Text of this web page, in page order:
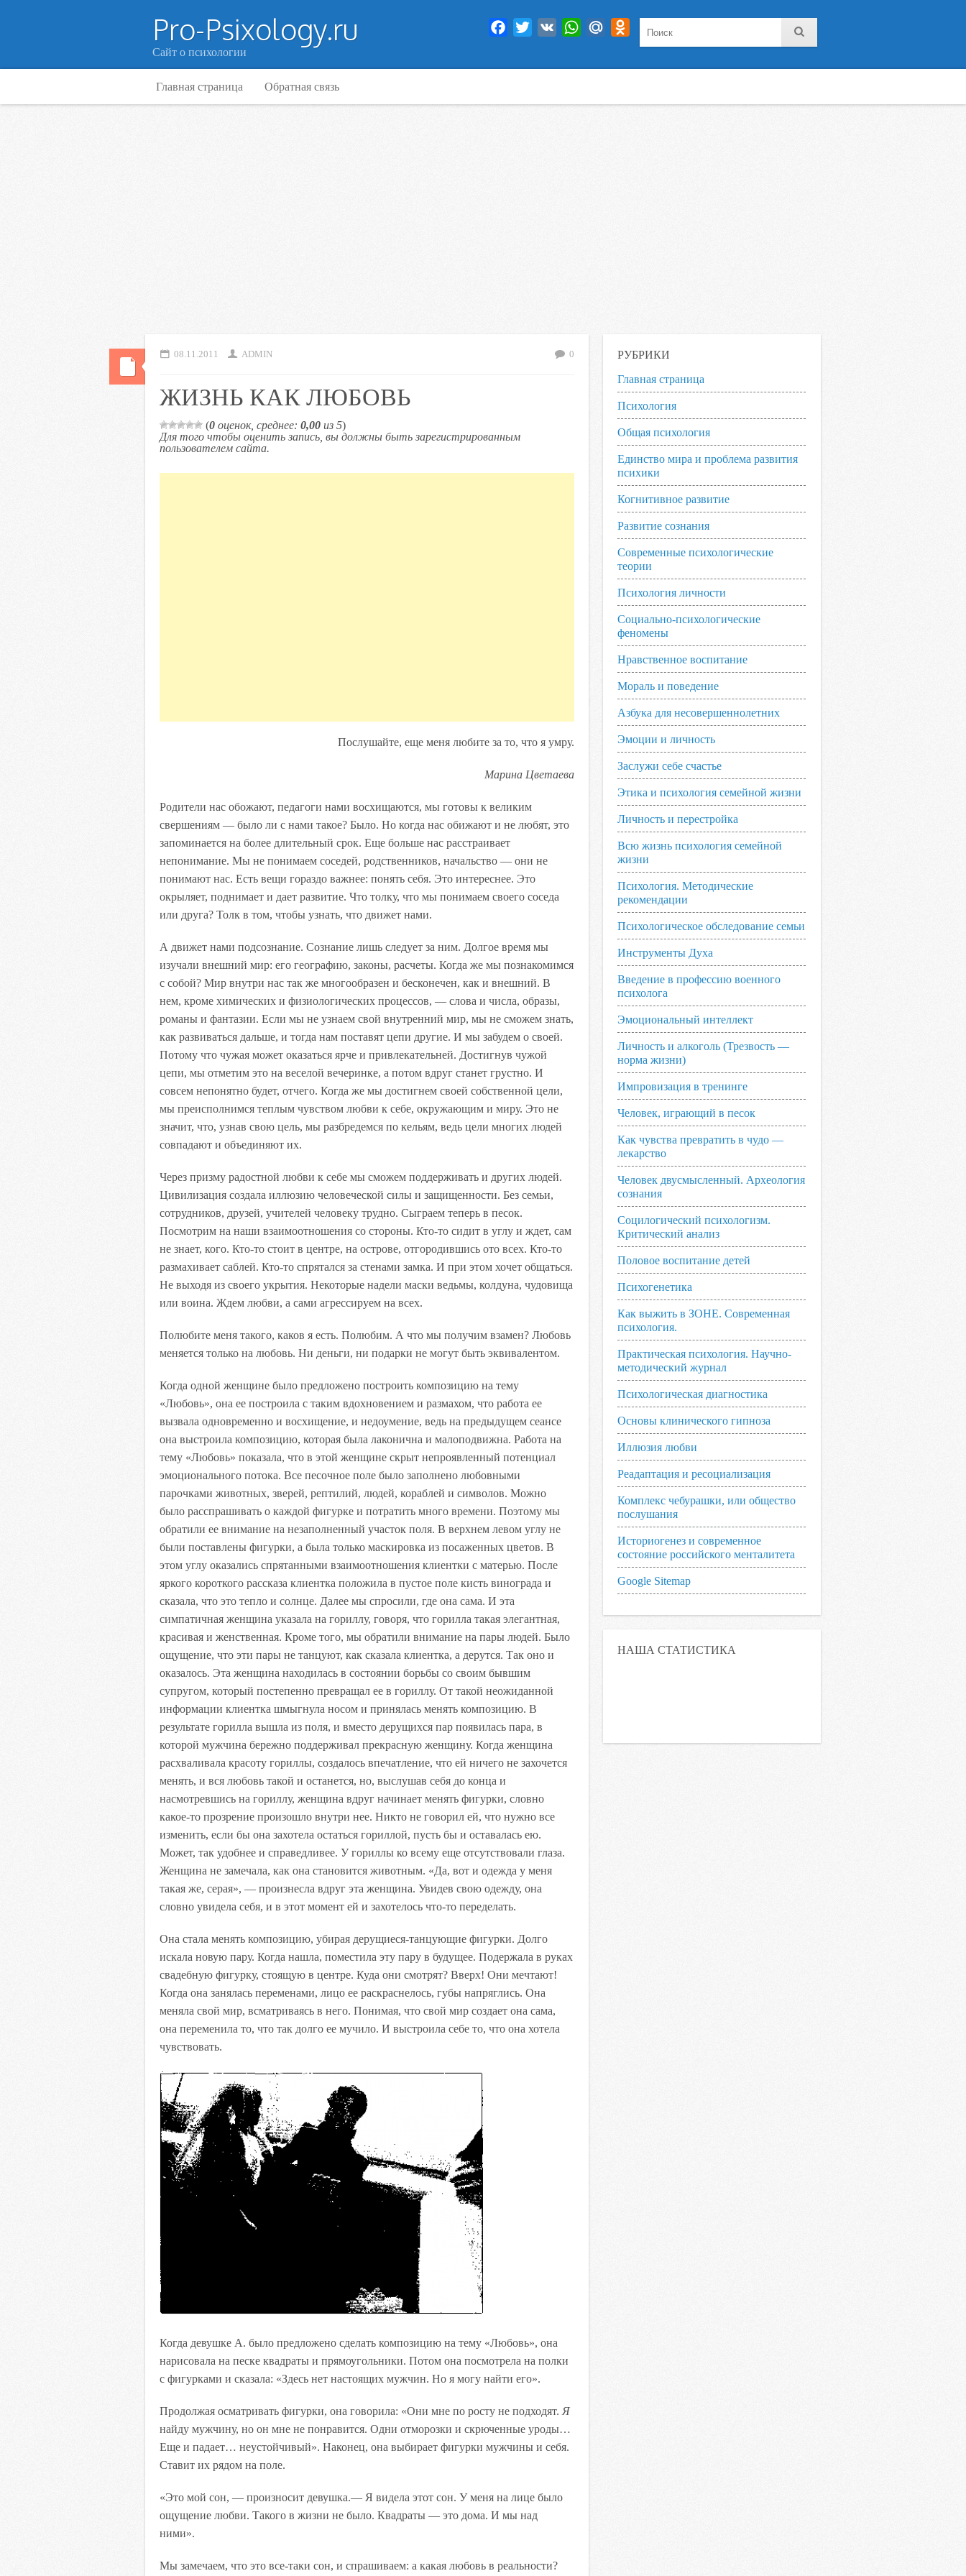
Pro-Psixology.ru
Сайт о психологии
Facebook
Twitter VK WhatsAppMail.RuOdnoklassniki
Главная страница Обратная связь
08.11.2011 ADMIN 0
ЖИЗНЬ КАК ЛЮБОВЬ
(0 оценок, среднее: 0,00 из 5)
Для того чтобы оценить запись, вы должны быть зарегистрированным
пользователем сайта.
Послушайте, еще меня любите за то, что я умру.
Марина Цветаева
Родители нас обожают, педагоги нами восхищаются, мы готовы к великим
свершениям — было ли с нами такое? Было. Но когда нас обижают и не любят, это
запоминается на более длительный срок. Еще больше нас расстраивает
непонимание. Мы не понимаем соседей, родственников, начальство — они не
понимают нас. Есть вещи гораздо важнее: понять себя. Это интереснее. Это
окрыляет, поднимает и дает развитие. Что толку, что мы понимаем своего соседа
или друга? Толк в том, чтобы узнать, что движет нами.
А движет нами подсознание. Сознание лишь следует за ним. Долгое время мы
изучали внешний мир: его географию, законы, расчеты. Когда же мы познакомимся
с собой? Мир внутри нас так же многообразен и бесконечен, как и внешний. В
нем, кроме химических и физиологических процессов, — слова и числа, образы,
романы и фантазии. Если мы не узнаем свой внутренний мир, мы не сможем знать,
как развиваться дальше, и тогда нам поставят цепи другие. И мы забудем о своей.
Потому что чужая может оказаться ярче и привлекательней. Достигнув чужой
цепи, мы отметим это на веселой вечеринке, а потом вдруг станет грустно. И
совсем непонятно будет, отчего. Когда же мы достигнем своей собственной цели,
мы преисполнимся теплым чувством любви к себе, окружающим и миру. Это не
значит, что, узнав свою цель, мы разбредемся по кельям, ведь цели многих людей
совпадают и объединяют их.
Через призму радостной любви к себе мы сможем поддерживать и других людей.
Цивилизация создала иллюзию человеческой силы и защищенности. Без семьи,
сотрудников, друзей, учителей человеку трудно. Сыграем теперь в песок.
Посмотрим на наши взаимоотношения со стороны. Кто-то сидит в углу и ждет, сам
не знает, кого. Кто-то стоит в центре, на острове, отгородившись ото всех. Кто-то
размахивает саблей. Кто-то спрятался за стенами замка. И при этом хочет общаться.
Не выходя из своего укрытия. Некоторые надели маски ведьмы, колдуна, чудовища
или воина. Ждем любви, а сами агрессируем на всех.
Полюбите меня такого, каков я есть. Полюбим. А что мы получим взамен? Любовь
меняется только на любовь. Ни деньги, ни подарки не могут быть эквивалентом.
Когда одной женщине было предложено построить композицию на тему
«Любовь», она ее построила с таким вдохновением и размахом, что работа ее
вызвала одновременно и восхищение, и недоумение, ведь на предыдущем сеансе
она выстроила композицию, которая была лаконична и малоподвижна. Работа на
тему «Любовь» показала, что в этой женщине скрыт непроявленный потенциал
эмоционального потока. Все песочное поле было заполнено любовными
парочками животных, зверей, рептилий, людей, кораблей и символов. Можно
было расспрашивать о каждой фигурке и потратить много времени. Поэтому мы
обратили ее внимание на незаполненный участок поля. В верхнем левом углу не
были поставлены фигурки, а была только маскировка из посаженных цветов. В
этом углу оказались спрятанными взаимоотношения клиентки с матерью. После
яркого короткого рассказа клиентка положила в пустое поле кисть винограда и
сказала, что это тепло и солнце. Далее мы спросили, где она сама. И эта
симпатичная женщина указала на гориллу, говоря, что горилла такая элегантная,
красивая и женственная. Кроме того, мы обратили внимание на пары людей. Было
ощущение, что эти пары не танцуют, как сказала клиентка, а дерутся. Так оно и
оказалось. Эта женщина находилась в состоянии борьбы со своим бывшим
супругом, который постепенно превращал ее в гориллу. От такой неожиданной
информации клиентка шмыгнула носом и принялась менять композицию. В
результате горилла вышла из поля, и вместо дерущихся пар появилась пара, в
которой мужчина бережно поддерживал прекрасную женщину. Когда женщина
расхваливала красоту гориллы, создалось впечатление, что ей ничего не захочется
менять, и вся любовь такой и останется, но, выслушав себя до конца и
насмотревшись на гориллу, женщина вдруг начинает менять фигурки, словно
какое-то прозрение произошло внутри нее. Никто не говорил ей, что нужно все
изменить, если бы она захотела остаться гориллой, пусть бы и оставалась ею.
Может, так удобнее и справедливее. У гориллы ко всему еще отсутствовали глаза.
Женщина не замечала, как она становится животным. «Да, вот и одежда у меня
такая же, серая», — произнесла вдруг эта женщина. Увидев свою одежду, она
словно увидела себя, и в этот момент ей и захотелось что-то переделать.
Она стала менять композицию, убирая дерущиеся-танцующие фигурки. Долго
искала новую пару. Когда нашла, поместила эту пару в будущее. Подержала в руках
свадебную фигурку, стоящую в центре. Куда они смотрят? Вверх! Они мечтают!
Когда она занялась переменами, лицо ее раскраснелось, губы напряглись. Она
меняла свой мир, всматриваясь в него. Понимая, что свой мир создает она сама,
она переменила то, что так долго ее мучило. И выстроила себе то, что она хотела
чувствовать.
Когда девушке А. было предложено сделать композицию на тему «Любовь», она
нарисовала на песке квадраты и прямоугольники. Потом она посмотрела на полки
с фигурками и сказала: «Здесь нет настоящих мужчин. Но я могу найти его».
Продолжая осматривать фигурки, она говорила: «Они мне по росту не подходят. Я
найду мужчину, но он мне не понравится. Одни отморозки и скрюченные уроды…
Еще и падает… неустойчивый». Наконец, она выбирает фигурки мужчины и себя.
Ставит их рядом на поле.
«Это мой сон, — произносит девушка.— Я видела этот сон. У меня на лице было
ощущение любви. Такого в жизни не было. Квадраты — это дома. И мы над
ними».
Мы замечаем, что это все-таки сон, и спрашиваем: а какая любовь в реальности?
РУБРИКИ
Главная страница
Психология
Общая психология
Единство мира и проблема развития
психики
Когнитивное развитие
Развитие сознания
Современные психологические
теории
Психология личности
Социально-психологические
феномены
Нравственное воспитание
Мораль и поведение
Азбука для несовершеннолетних
Эмоции и личность
Заслужи себе счастье
Этика и психология семейной жизни
Личность и перестройка
Всю жизнь психология семейной
жизни
Психология. Методические
рекомендации
Психологическое обследование семьи
Инструменты Духа
Введение в профессию военного
психолога
Эмоциональный интеллект
Личность и алкоголь (Трезвость —
норма жизни)
Импровизация в тренинге
Человек, играющий в песок
Как чувства превратить в чудо —
лекарство
Человек двусмысленный. Археология
сознания
Социлогический психологизм.
Критический анализ
Половое воспитание детей
Психогенетика
Как выжить в ЗОНЕ. Современная
психология.
Практическая психология. Научно-
методический журнал
Психологическая диагностика
Основы клинического гипноза
Иллюзия любви
Реадаптация и ресоциализация
Комплекс чебурашки, или общество
послушания
Историогенез и современное
состояние российского менталитета
Google Sitemap
НАША СТАТИСТИКА